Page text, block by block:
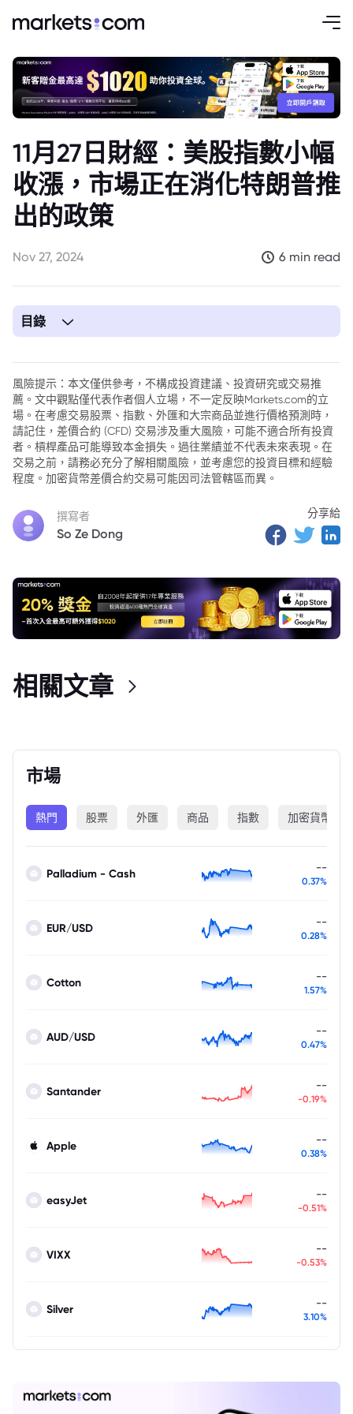
11月27日財經：美股指數小幅
收漲，市場正在消化特朗普推
出的政策
Nov 27, 2024 6 min read
目錄
3. 特朗普政策影響汽車產業
4. 國際地緣政治進展
5. 企業財報與市場反應
6. 市場的韌性與挑戰
風險提示：本文僅供參考，不構成投資建議、投資研究或交易推
薦。文中觀點僅代表作者個人立場，不一定反映Markets.com的立
場。在考慮交易股票、指數、外匯和大宗商品並進行價格預測時，
請記住，差價合約 (CFD) 交易涉及重大風險，可能不適合所有投資
者。槓桿產品可能導致本金損失。過往業績並不代表未來表現。在
交易之前，請務必充分了解相關風險，並考慮您的投資目標和經驗
程度。加密貨幣差價合約交易可能因司法管轄區而異。
撰寫者
So Ze Dong
分享給
市場
熱門 股票 外匯 商品 指數 加密貨幣
Palladium - Cash --
0.37%
EUR/USD --
0.28%
Cotton --
1.57%
AUD/USD --
0.47%
Santander --
-0.19%
Apple --
0.38%
easyJet --
-0.51%
VIXX --
-0.53%
Silver --
3.10%
相關文章